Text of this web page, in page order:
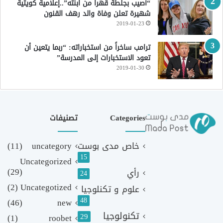
“أصيب بجلطة قهراً من ابنته”..إعلامية كويتية
شهيرة تعلن وفاة والد رهف القنون
2019-01-23
ترامب ساخراً من استخباراته: “ربما يتعين أن
تعود الاستخبارات إلى المدرسة”
2019-01-30
Categories
خاص مدى بوست
15
رأي 24
علوم و تكنلوجيا
48
تكنولوجيا 29
تصنيفات
uncategory
(11)
Uncategorized
(29)
Uncategotized
(2)
new
(46)
roobet
(1)